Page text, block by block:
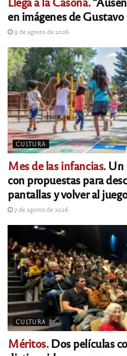
en imágenes de
9 de agosto de 2026
CULTURA
Mes de las infancias.Un
con propuestas para
pantallas y volver al
7 de agosto de 2026
CULTURA
Méritos.Dos películas